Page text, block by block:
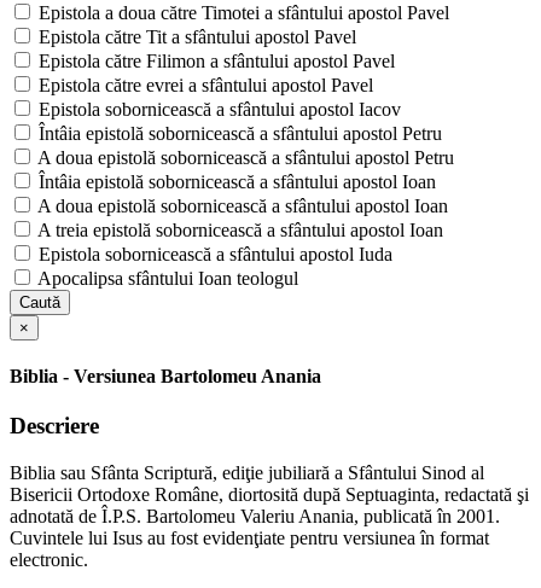
Epistola a doua către Timotei a sfântului apostol Pavel
Epistola către Tit a sfântului apostol Pavel
Epistola către Filimon a sfântului apostol Pavel
Epistola către evrei a sfântului apostol Pavel
Epistola sobornicească a sfântului apostol Iacov
Întâia epistolă sobornicească a sfântului apostol Petru
A doua epistolă sobornicească a sfântului apostol Petru
Întâia epistolă sobornicească a sfântului apostol Ioan
A doua epistolă sobornicească a sfântului apostol Ioan
A treia epistolă sobornicească a sfântului apostol Ioan
Epistola sobornicească a sfântului apostol Iuda
Apocalipsa sfântului Ioan teologul
Caută
×
Biblia - Versiunea Bartolomeu Anania
Descriere
Biblia sau Sfânta Scriptură, ediţie jubiliară a Sfântului Sinod al
Bisericii Ortodoxe Române, diortosită după Septuaginta, redactată şi
adnotată de Î.P.S. Bartolomeu Valeriu Anania, publicată în 2001.
Cuvintele lui Isus au fost evidenţiate pentru versiunea în format
electronic.